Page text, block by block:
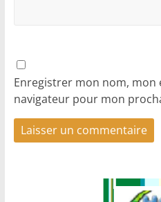
Enregistrer mon nom, mon
navigateur pour mon